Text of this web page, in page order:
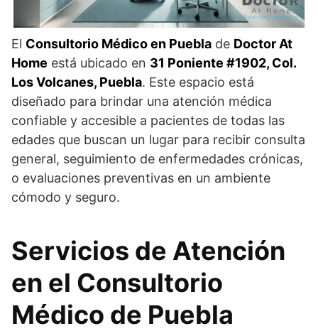
El Consultorio Médico en Puebla de Doctor At
Home está ubicado en 31 Poniente #1902, Col.
Los Volcanes, Puebla. Este espacio está
diseñado para brindar una atención médica
confiable y accesible a pacientes de todas las
edades que buscan un lugar para recibir consulta
general, seguimiento de enfermedades crónicas,
o evaluaciones preventivas en un ambiente
cómodo y seguro.
Servicios de Atención
en el Consultorio
Médico de Puebla